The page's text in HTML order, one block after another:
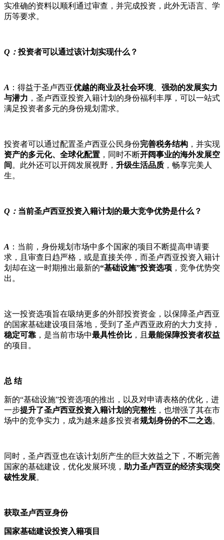
实准确的资料以顺利通过审查，并完成投资，此外无语言、学
历等要求。
Q：投资者可以通过该计划实现什么？
A ：得益于圣卢西亚优越的商业及社会环境、 强劲的发展实力
与潜力 ，圣卢西亚投资入籍计划的身份福利丰厚，可以一站式
满足投资者多元的身份规划需求。
投资者可以通过配置圣卢西亚公民身份完善税务结构 ，并实现
资产的多元化、全球化配置 ，同时不断开阔事业的海外发展空
间 。此外还可以开阔发展视野， 升级生活品质 ，畅享完美人
生。
Q： 当前圣卢西亚投资入籍计划的最大竞争优势是什么？
A ：当前，身份规划市场中多个国家的项目不断提高申请要
求，且审查日趋严格，或是直接关停，而圣卢西亚投资入籍计
划却在这一时期推出最新的“基础设施”投资选项 ，竞争优势突
出。
这一投资选项旨在吸纳更多的外部投资资金，以保障圣卢西亚
的国家基础建设项目落地，受到了圣卢西亚政府的大力支持，
稳定可靠 ，是当前市场中最具性价比 ，且 最能保障投资者权益
的项目。
总 结
新的“基础设施”投资选项的推出，以及对申请表格的优化，进
一步提升了圣卢西亚投资入籍计划的完整性 ，也增强了其在市
场中的竞争实力，成为越来越多投资者规划身份的不二之选。
同时，圣卢西亚也在该计划所产生的巨大效益之下，不断完善
国家的基础建设，优化发展环境， 助力圣卢西亚的经济实现突
破性发展。
获取圣卢西亚身份
国家基础建设投资入籍项目